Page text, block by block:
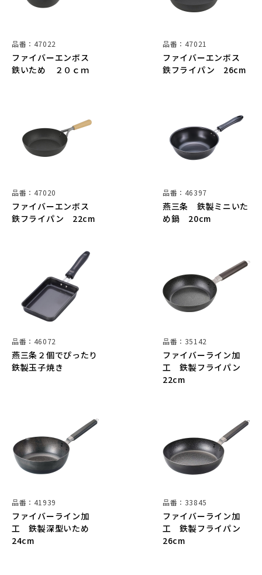
ファイバーエンボス
鉄いため ２０ｃｍ
品番：47022
ファイバーエンボス
鉄フライパン 26cm
品番：47021
ファイバーエンボス
鉄フライパン 22cm
品番：47020
燕三条 鉄製ミニいた
め鍋 20cm
品番：46397
燕三条２個でぴったり
鉄製玉子焼き
品番：46072
ファイバーライン加
工 鉄製フライパン
22cm
品番：35142
ファイバーライン加
工 鉄製深型いため
24cm
品番：41939
ファイバーライン加
工 鉄製フライパン
26cm
品番：33845